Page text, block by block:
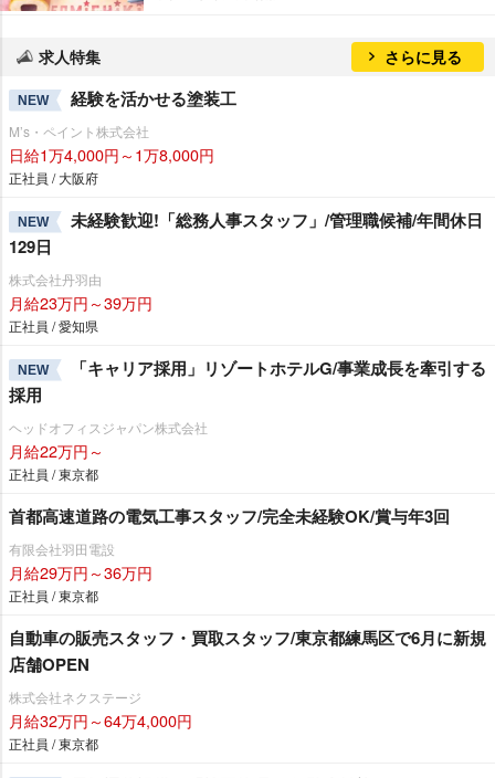
求人特集 さらに見る
NEW 経験を活かせる塗装工
M’s・ペイント株式会社
日給1万4,000円～1万8,000円
正社員 / 大阪府
NEW
未経験歓迎!「総務人事スタッフ」/管理職候補/年間休日
129日
株式会社丹羽由
月給23万円～39万円
正社員 / 愛知県
NEW
「キャリア採用」リゾートホテルG/事業成長を牽引する
採用
ヘッドオフィスジャパン株式会社
月給22万円～
正社員 / 東京都
首都高速道路の電気工事スタッフ/完全未経験OK/賞与年3回
有限会社羽田電設
月給29万円～36万円
正社員 / 東京都
自動車の販売スタッフ・買取スタッフ/東京都練馬区で6月に新規
店舗OPEN
株式会社ネクステージ
月給32万円～64万4,000円
正社員 / 東京都